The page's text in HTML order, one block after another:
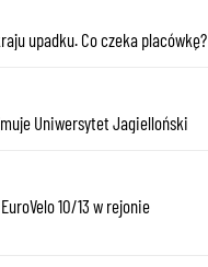
upadku. Co czeka placówkę?
Uniwersytet Jagielloński
10/13 w rejonie